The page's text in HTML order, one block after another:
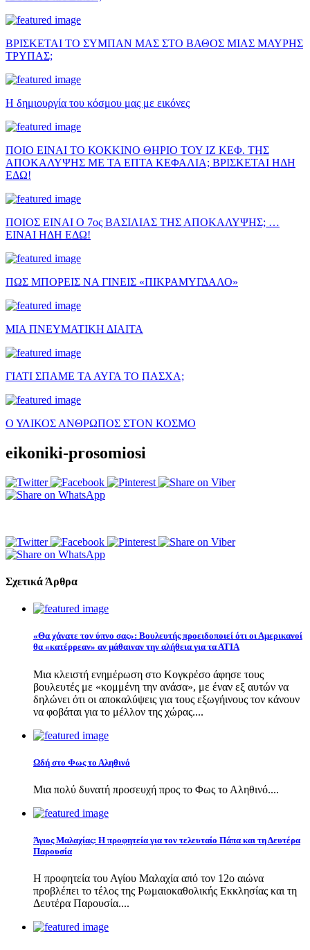
ΒΡΙΣΚΕΤΑΙ ΤΟ ΣΥΜΠΑΝ ΜΑΣ ΣΤΟ ΒΑΘΟΣ ΜΙΑΣ ΜΑΥΡΗΣ
ΤΡΥΠΑΣ;
Η δημιουργία του κόσμου μας με εικόνες
ΠΟΙΟ ΕΙΝΑΙ ΤΟ ΚΟΚΚΙΝΟ ΘΗΡΙΟ ΤΟΥ ΙΖ ΚΕΦ. ΤΗΣ
ΑΠΟΚΑΛΥΨΗΣ ΜΕ ΤΑ ΕΠΤΑ ΚΕΦΑΛΙΑ; ΒΡΙΣΚΕΤΑΙ ΗΔΗ
ΕΔΩ!
ΠΟΙΟΣ ΕΙΝΑΙ Ο 7ος ΒΑΣΙΛΙΑΣ ΤΗΣ ΑΠΟΚΑΛΥΨΗΣ; …
ΕΙΝΑΙ ΗΔΗ ΕΔΩ!
ΠΩΣ ΜΠΟΡΕΙΣ ΝΑ ΓΙΝΕΙΣ «ΠΙΚΡΑΜΥΓΔΑΛΟ»
ΜΙΑ ΠΝΕΥΜΑΤΙΚΗ ΔΙΑΙΤΑ
ΓΙΑΤΙ ΣΠΑΜΕ ΤΑ ΑΥΓΑ ΤΟ ΠΑΣΧΑ;
Ο ΥΛΙΚΟΣ ΑΝΘΡΩΠΟΣ ΣΤΟΝ ΚΟΣΜΟ
eikoniki-prosomiosi
Σχετικά Άρθρα
«Θα χάνατε τον ύπνο σας»: Βουλευτής προειδοποιεί ότι οι Αμερικανοί
θα «κατέρρεαν» αν μάθαιναν την αλήθεια για τα ΑΤΙΑ
Μια κλειστή ενημέρωση στο Κογκρέσο άφησε τους
βουλευτές με «κομμένη την ανάσα», με έναν εξ αυτών να
δηλώνει ότι οι αποκαλύψεις για τους εξωγήινους τον κάνουν
να φοβάται για το μέλλον της χώρας....
Ωδή στο Φως το Αληθινό
Μια πολύ δυνατή προσευχή προς το Φως το Αληθινό....
Άγιος Μαλαχίας: Η προφητεία για τον τελευταίο Πάπα και τη Δευτέρα
Παρουσία
Η προφητεία του Αγίου Μαλαχία από τον 12ο αιώνα
προβλέπει το τέλος της Ρωμαιοκαθολικής Εκκλησίας και τη
Δευτέρα Παρουσία....